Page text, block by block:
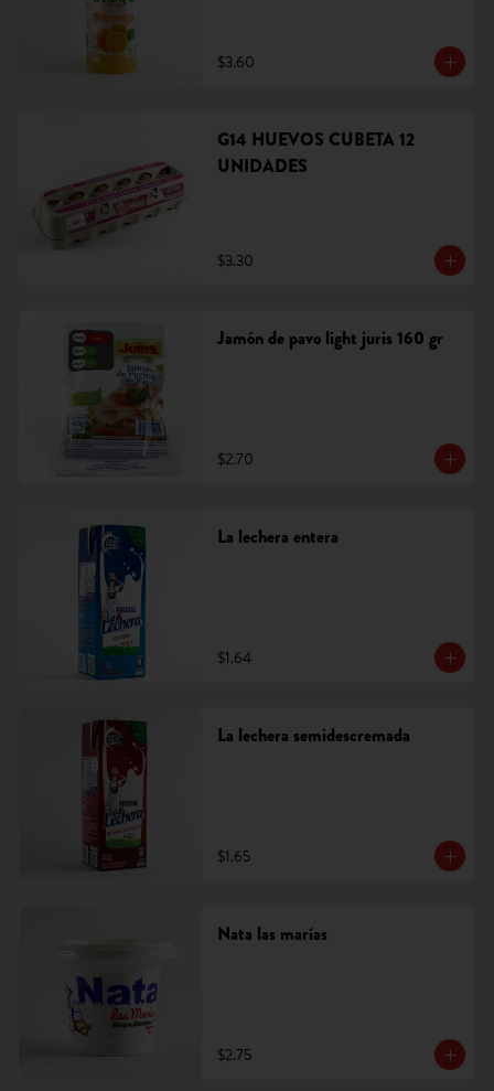
$3.60
G14 HUEVOS CUBETA 12
UNIDADES
$3.30
Jamón de pavo light juris 160 gr
$2.70
La lechera entera
$1.64
La lechera semidescremada
$1.65
Nata las marías
$2.75